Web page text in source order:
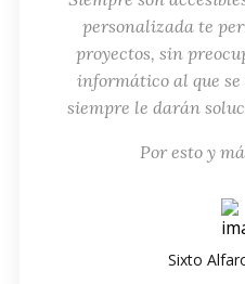
personalizada te
proyectos, sin
informático al que
siempre le darán
Por esto y
Sixto